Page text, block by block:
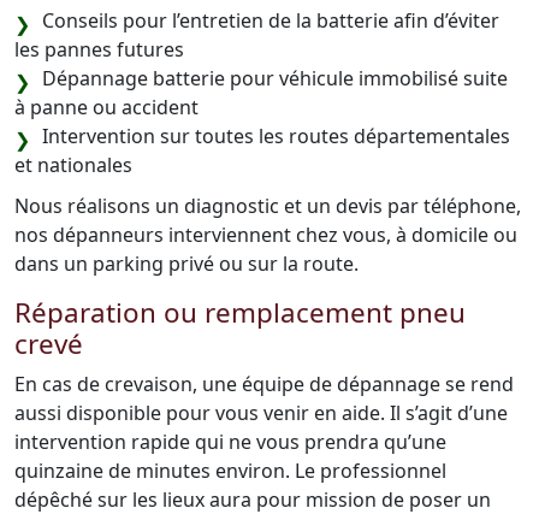
Conseils pour l’entretien de la batterie afin d’éviter
les pannes futures
Dépannage batterie pour véhicule immobilisé suite
à panne ou accident
Intervention sur toutes les routes départementales
et nationales
Nous réalisons un diagnostic et un devis par téléphone,
nos dépanneurs interviennent chez vous, à domicile ou
dans un parking privé ou sur la route.
Réparation ou remplacement pneu
crevé
En cas de crevaison, une équipe de dépannage se rend
aussi disponible pour vous venir en aide. Il s’agit d’une
intervention rapide qui ne vous prendra qu’une
quinzaine de minutes environ. Le professionnel
dépêché sur les lieux aura pour mission de poser un